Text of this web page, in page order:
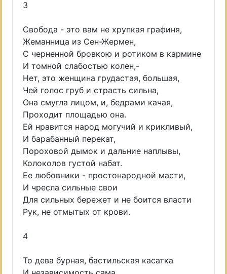
3
Свобода - это вам не хрупкая графиня,
Жеманница из Сен-Жермен,
С черненной бровкою и ротиком в кармине
И томной слабостью колен,-
Нет, это женщина грудастая, большая,
Чей голос груб и страсть сильна,
Она смугла лицом, и, бедрами качая,
Проходит площадью она.
Ей нравится народ могучий и крикливый,
И барабанный перекат,
Пороховой дымок и дальние наплывы,
Колоколов густой набат.
Ее любовники - простонародной масти,
И чресла сильные свои
Для сильных бережет и не боится власти
Рук, не отмытых от крови.
4
То дева бурная, бастильская касатка